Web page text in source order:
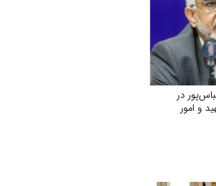
در
و امور